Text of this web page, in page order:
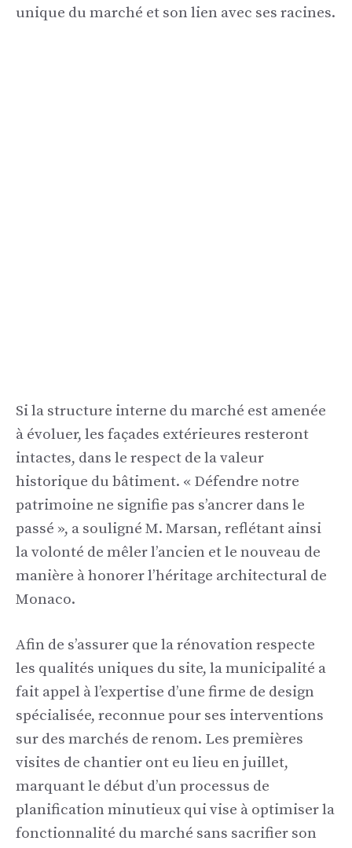
unique du marché et son lien avec ses racines.
Si la structure interne du marché est amenée
à évoluer, les façades extérieures resteront
intactes, dans le respect de la valeur
historique du bâtiment. « Défendre notre
patrimoine ne signifie pas s’ancrer dans le
passé », a souligné M. Marsan, reflétant ainsi
la volonté de mêler l’ancien et le nouveau de
manière à honorer l’héritage architectural de
Monaco.
Afin de s’assurer que la rénovation respecte
les qualités uniques du site, la municipalité a
fait appel à l’expertise d’une firme de design
spécialisée, reconnue pour ses interventions
sur des marchés de renom. Les premières
visites de chantier ont eu lieu en juillet,
marquant le début d’un processus de
planification minutieux qui vise à optimiser la
fonctionnalité du marché sans sacrifier son